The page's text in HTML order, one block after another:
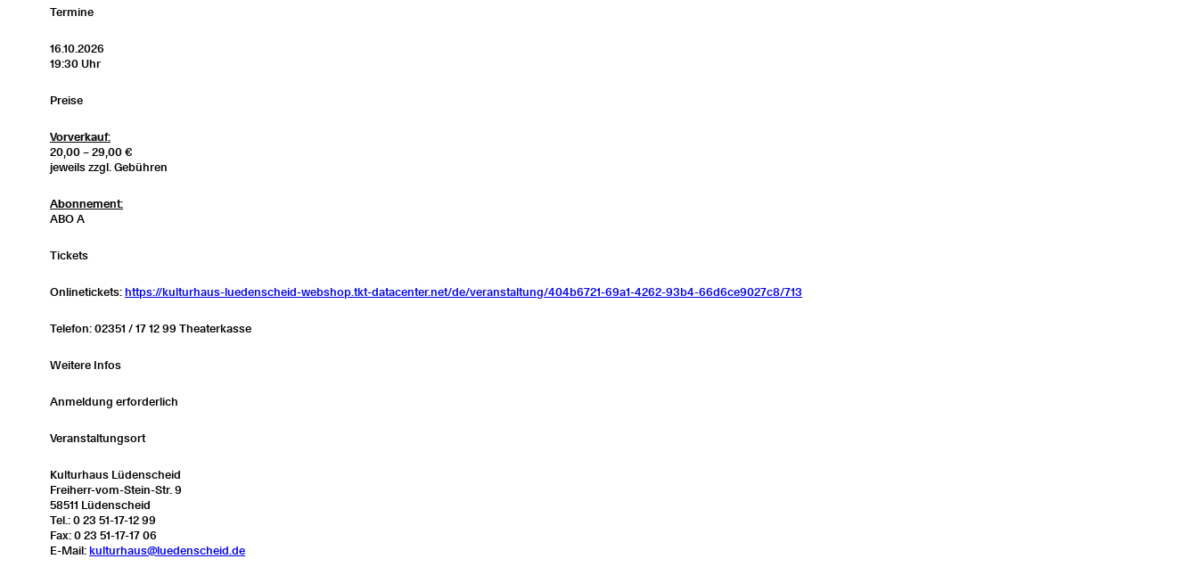
Termine
16.10.2026
19:30 Uhr
Preise
Vorverkauf:
20,00 – 29,00 €
jeweils zzgl. Gebühren
Abonnement:
ABO A
Tickets
Onlinetickets: https://kulturhaus-luedenscheid-webshop.tkt-datacenter.net/de/veranstaltung/404b6721-69a1-4262-93b4-66d6ce9027c8/713
Telefon: 02351 / 17 12 99 Theaterkasse
Weitere Infos
Anmeldung erforderlich
Veranstaltungsort
Kulturhaus Lüdenscheid
Freiherr-vom-Stein-Str. 9
58511 Lüdenscheid
Tel.: 0 23 51-17-12 99
Fax: 0 23 51-17-17 06
E-Mail: kulturhaus@luedenscheid.de